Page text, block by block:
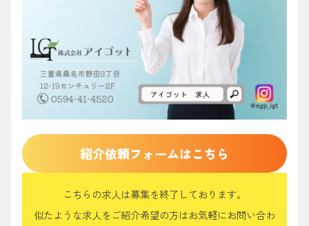
紹介依頼フォームはこちら
こちらの求人は募集を終了しております。
似たような求人をご紹介希望の方はお気軽にお問い合わ